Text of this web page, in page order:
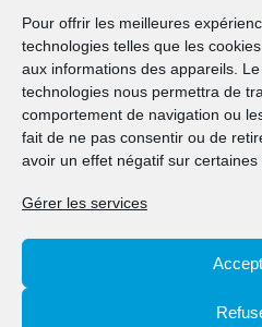
Pour offrir les meilleures
technologies telles que les
aux informations des appareils.
technologies nous permettra de
comportement de navigation ou
fait de ne pas consentir ou de
avoir un effet négatif sur
Gérer les services
Ma commune
Contact
© 2026 Ville de Grevenmacher